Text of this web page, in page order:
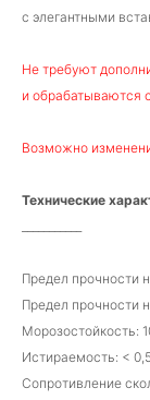
с элегантными
Не требуют
и обрабатываются
Возможно
Технические
Предел прочности
Предел прочности
Морозостойкость:
Истираемость: <
Сопротивление